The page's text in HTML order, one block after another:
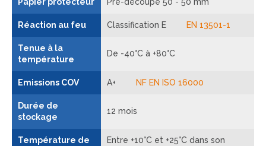
Réaction au feu Classification E EN 13501-1
Tenue à la
température
De -40°C à +80°C
Emissions COV A+ NF EN ISO 16000
Durée de
stockage
12 mois
Température de
Entre +10°C et +25°C dans son